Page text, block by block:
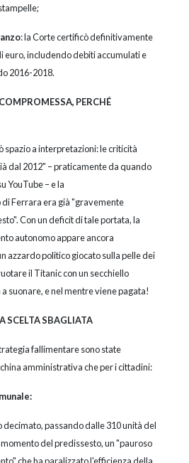
: la Corte certificò definitivamente
euro, includendo debiti accumulati e
2016-2018.
PERCHÉ
spazio a interpretazioni: le criticità
dal 2012" – praticamente da quando
YouTube – e la
Ferrara era già "gravemente
Con un deficit di tale portata, la
autonomo appare ancora
azzardo politico giocato sulla pelle dei
il Titanic con un secchiello
suonare, e nel mentre viene pagata!
SCELTA SBAGLIATA
fallimentare sono state
amministrativa che per i cittadini:
decimato, passando dalle 310 unità del
momento del predissesto, un "pauroso